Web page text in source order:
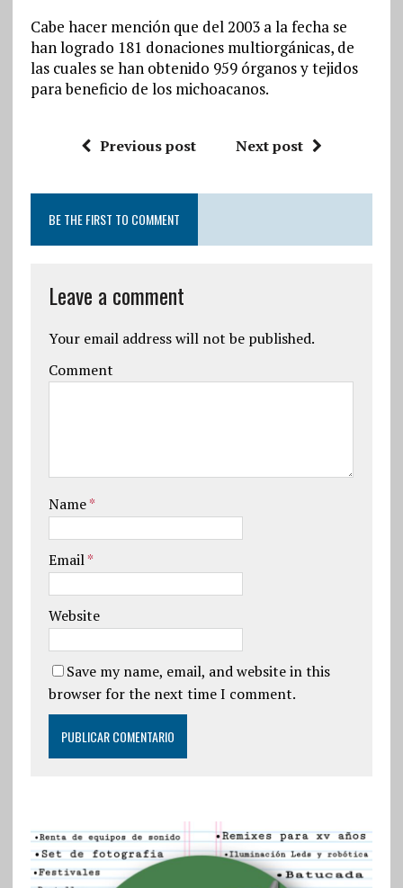
Cabe hacer mención que del 2003 a la fecha se
han logrado 181 donaciones multiorgánicas, de
las cuales se han obtenido 959 órganos y tejidos
para beneficio de los michoacanos.
Previous post Next post
BE THE FIRST TO COMMENT
Leave a comment
Your email address will not be published.
Comment
Name*
Email*
Website
Save my name, email, and website in this
browser for the next time I comment.